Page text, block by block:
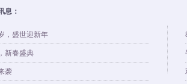
息：
，盛世迎新年
新春盛典
袭